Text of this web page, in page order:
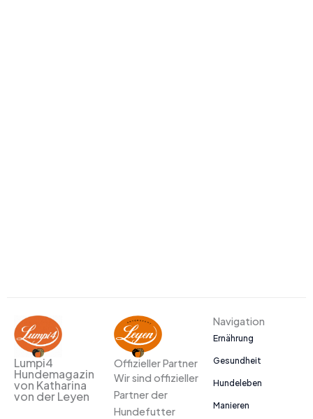
Lumpi4
Hundemagazin
von Katharina
von der Leyen
Offizieller Partner
Wir sind offizieller
Partner der
Hundefutter
Navigation
Ernährung
Gesundheit
Hundeleben
Manieren